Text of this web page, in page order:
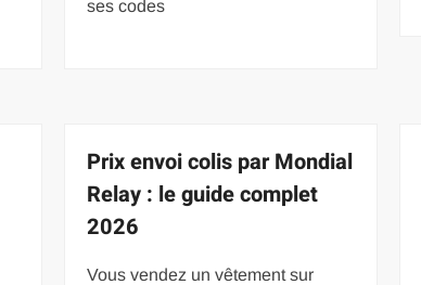
ses codes
Prix envoi colis par Mondial
Relay : le guide complet
2026
Vous vendez un vêtement sur